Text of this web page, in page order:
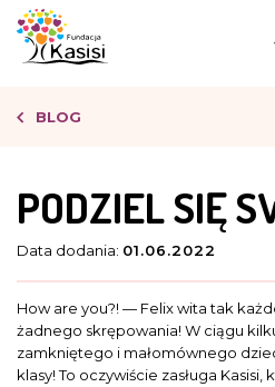
BLOG
PODZIEL SIĘ
Data dodania: 01.06.2022
How are you?! — Felix wita tak
żadnego skrępowania! W ciągu
zamkniętego i małomównego
klasy! To oczywiście zasługa